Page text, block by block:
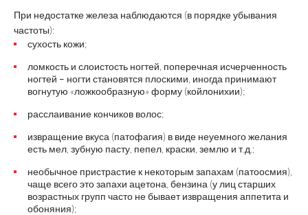
При недостатке железа наблюдаются (в порядке убывания
частоты):
сухость кожи;
ломкость и слоистость ногтей, поперечная исчерченность
ногтей – ногти становятся плоскими, иногда принимают
вогнутую «ложкообразную» форму (койлонихии);
расслаивание кончиков волос;
извращение вкуса (патофагия) в виде неуемного желания
есть мел, зубную пасту, пепел, краски, землю и т.д.;
необычное пристрастие к некоторым запахам (патоосмия),
чаще всего это запахи ацетона, бензина (у лиц старших
возрастных групп часто не бывает извращения аппетита и
обоняния);